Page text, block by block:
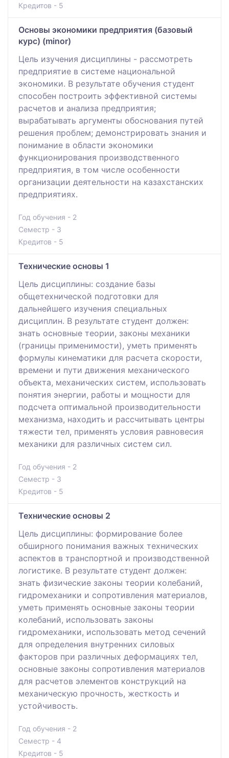
Кредитов - 5
Основы экономики предприятия (базовый
курс) (minor)
Цель изучения дисциплины - рассмотреть
предприятие в системе национальной
экономики. В результате обучения студент
способен построить эффективной системы
расчетов и анализа предприятия;
вырабатывать аргументы обоснования путей
решения проблем; демонстрировать знания и
понимание в области экономики
функционирования производственного
предприятия, в том числе особенности
организации деятельности на казахстанских
предприятиях.
Год обучения - 2
Семестр - 3
Кредитов - 5
Технические основы 1
Цель дисциплины: создание базы
общетехнической подготовки для
дальнейшего изучения специальных
дисциплин. В результате студент должен:
знать основные теории, законы механики
(границы применимости), уметь применять
формулы кинематики для расчета скорости,
времени и пути движения механического
объекта, механических систем, использовать
понятия энергии, работы и мощности для
подсчета оптимальной производительности
механизма, находить и рассчитывать центры
тяжести тел, применять условия равновесия
механики для различных систем сил.
Год обучения - 2
Семестр - 3
Кредитов - 5
Технические основы 2
Цель дисциплины: формирование более
обширного понимания важных технических
аспектов в транспортной и производственной
логистике. В результате студент должен:
знать физические законы теории колебаний,
гидромеханики и сопротивления материалов,
уметь применять основные законы теории
колебаний, использовать законы
гидромеханики, использовать метод сечений
для определения внутренних силовых
факторов при различных деформациях тел,
основные законы сопротивления материалов
для расчетов элементов конструкций на
механическую прочность, жесткость и
устойчивость.
Год обучения - 2
Семестр - 4
Кредитов - 5